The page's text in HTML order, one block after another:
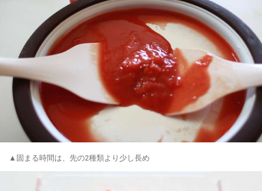
▲固まる時間は、先の2種類より少し長め